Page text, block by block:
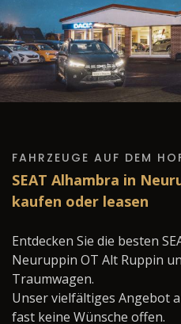
FAHRZEUGE AUF DEM
SEAT Alhambra in
kaufen oder leasen
Entdecken Sie die besten
Neuruppin OT Alt Ruppin
Traumwagen.
Unser vielfältiges Angebot
fast keine Wünsche offen.